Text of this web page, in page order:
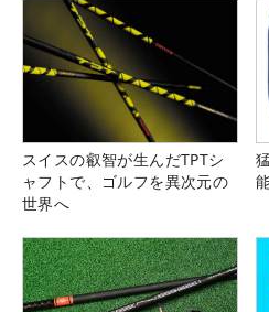
スイスの叡智が生んだTPTシ
ャフトで、ゴルフを異次元の
世界へ